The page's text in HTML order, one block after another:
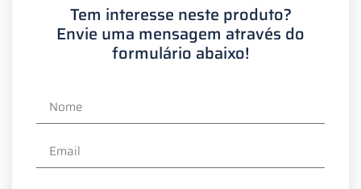
Tem interesse neste produto?
Envie uma mensagem através do
formulário abaixo!